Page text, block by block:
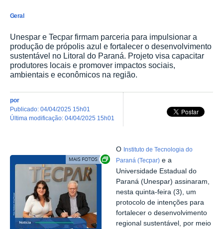
Geral
Unespar e Tecpar firmam parceria para impulsionar a
produção de própolis azul e fortalecer o desenvolvimento
sustentável no Litoral do Paraná. Projeto visa capacitar
produtores locais e promover impactos sociais,
ambientais e econômicos na região.
por
publicado: 04/04/2025 15h01
última modificação: 04/04/2025 15h01
Exibir carrossel de imagens
O Instituto de Tecnologia do
Paraná (Tecpar) e a
Universidade Estadual do
Paraná (Unespar) assinaram,
nesta quinta-feira (3), um
protocolo de intenções para
fortalecer o desenvolvimento
regional sustentável, por meio